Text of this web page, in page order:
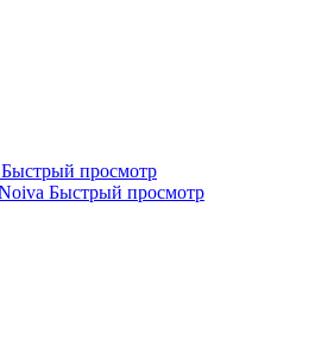
Быстрый просмотр
Быстрый просмотр